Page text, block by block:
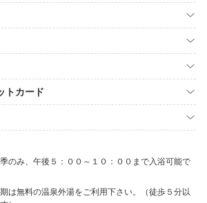
トカード
のみ、午後５：００～１０：００まで入浴可能で
は無料の温泉外湯をご利用下さい。（徒歩５分以